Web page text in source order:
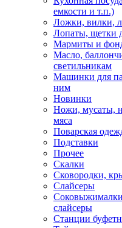
емкости и т.п.)
Ложки, вилки,
Лопаты, щетки
Мармиты и
Масло,
светильникам
Машинки для
ним
Новинки
Ножи, мусаты,
мяса
Поварская
Подставки
Прочее
Скалки
Сковородки,
Слайсеры
слайсеры
Станции